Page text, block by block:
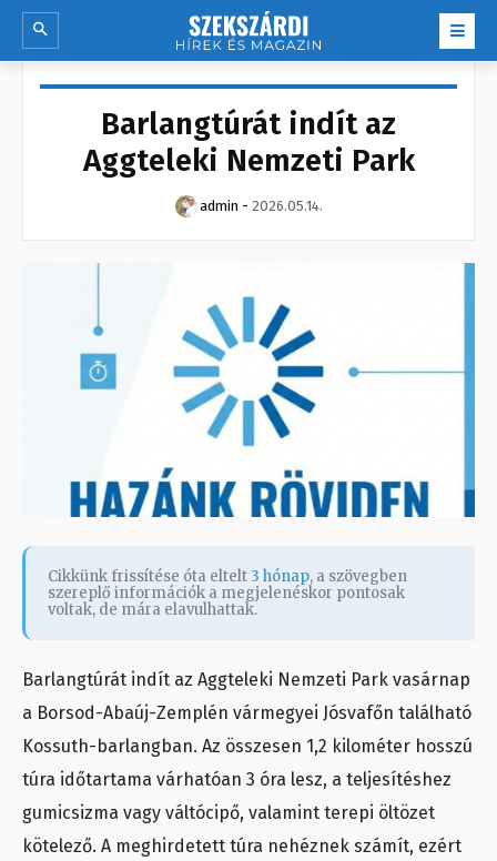
Barlangtúrát indít az
Aggteleki Nemzeti Park
admin - 2026.05.14.
Cikkünk frissítése óta eltelt 3 hónap, a szövegben
szereplő információk a megjelenéskor pontosak
voltak, de mára elavulhattak.
Barlangtúrát indít az Aggteleki Nemzeti Park vasárnap
a Borsod-Abaúj-Zemplén vármegyei Jósvafőn található
Kossuth-barlangban. Az összesen 1,2 kilométer hosszú
túra időtartama várhatóan 3 óra lesz, a teljesítéshez
gumicsizma vagy váltócipő, valamint terepi öltözet
kötelező. A meghirdetett túra nehéznek számít, ezért